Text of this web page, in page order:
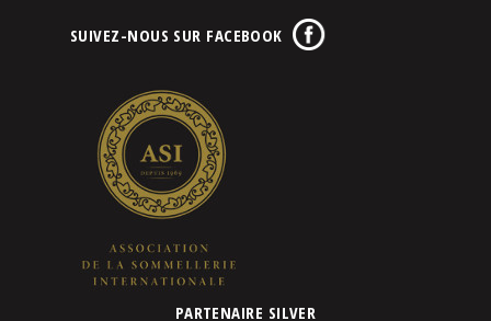
SUIVEZ-NOUS SUR FACEBOOK
PARTENAIRE SILVER